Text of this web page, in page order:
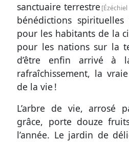
sanctuaire terrestre
bénédictions spirituelles
pour les habitants de la
pour les nations sur la
d’être enfin arrivé à
rafraîchissement, la
de la vie !
L’arbre de vie, arrosé
grâce, porte douze
l’année. Le jardin de